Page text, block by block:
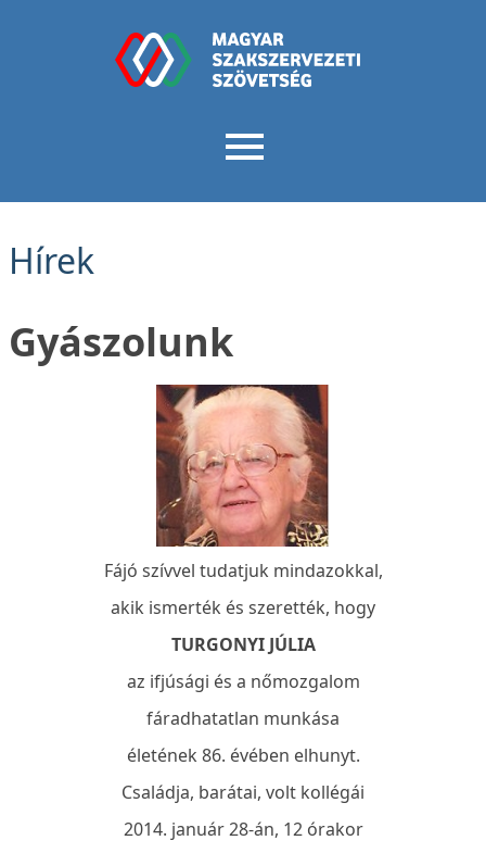
Hírek
Gyászolunk
Fájó szívvel tudatjuk mindazokkal,
akik ismerték és szerették, hogy
TURGONYI JÚLIA
az ifjúsági és a nőmozgalom
fáradhatatlan munkása
életének 86. évében elhunyt.
Családja, barátai, volt kollégái
2014. január 28-án, 12 órakor